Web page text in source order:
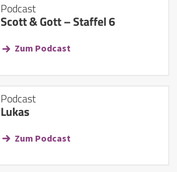
Podcast
Scott & Gott – Staffel 6
Zum Podcast
Podcast
Lukas
Zum Podcast